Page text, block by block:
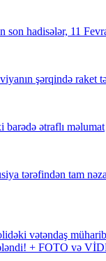
son hadisələr, 11
şərqində raket
barədə ətraflı məlumat
tərəfindən tam
vətəndaş
+ FOTO və